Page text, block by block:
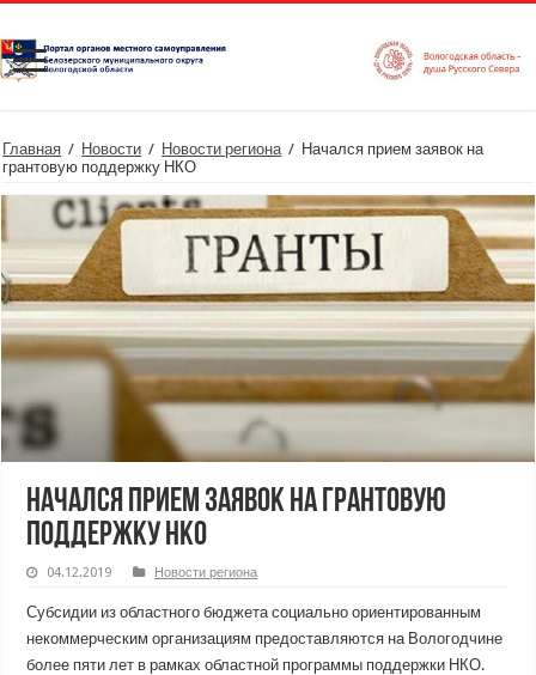
Главная / Новости / Новости региона / Начался прием заявок на
грантовую поддержку НКО
Начался прием заявок на грантовую
поддержку НКО
04.12.2019 Новости региона
Субсидии из областного бюджета социально ориентированным
некоммерческим организациям предоставляются на Вологодчине
более пяти лет в рамках областной программы поддержки НКО.